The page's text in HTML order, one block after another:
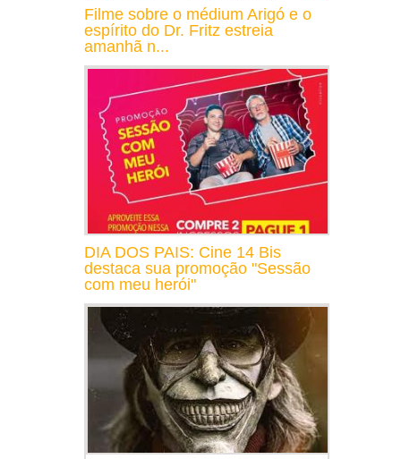
Filme sobre o médium Arigó e o
espírito do Dr. Fritz estreia
amanhã n...
DIA DOS PAIS: Cine 14 Bis
destaca sua promoção "Sessão
com meu herói"